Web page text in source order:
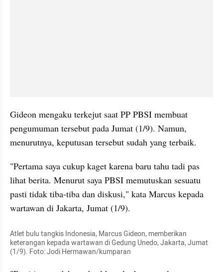
Gideon mengaku terkejut saat PP PBSI membuat
pengumuman tersebut pada Jumat (1/9). Namun,
menurutnya, keputusan tersebut sudah yang terbaik.
"Pertama saya cukup kaget karena baru tahu tadi pas
lihat berita. Menurut saya PBSI memutuskan sesuatu
pasti tidak tiba-tiba dan diskusi," kata Marcus kepada
wartawan di Jakarta, Jumat (1/9).
Atlet bulu tangkis Indonesia, Marcus Gideon, memberikan
keterangan kepada wartawan di Gedung Unedo, Jakarta, Jumat
(1/9). Foto: Jodi Hermawan/kumparan